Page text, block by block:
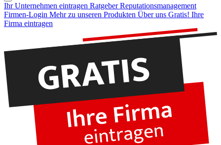
Ihr Unternehmen eintragen Ratgeber Reputationsmanagement
Firmen-Login Mehr zu unseren Produkten Über uns Gratis! Ihre
Firma eintragen